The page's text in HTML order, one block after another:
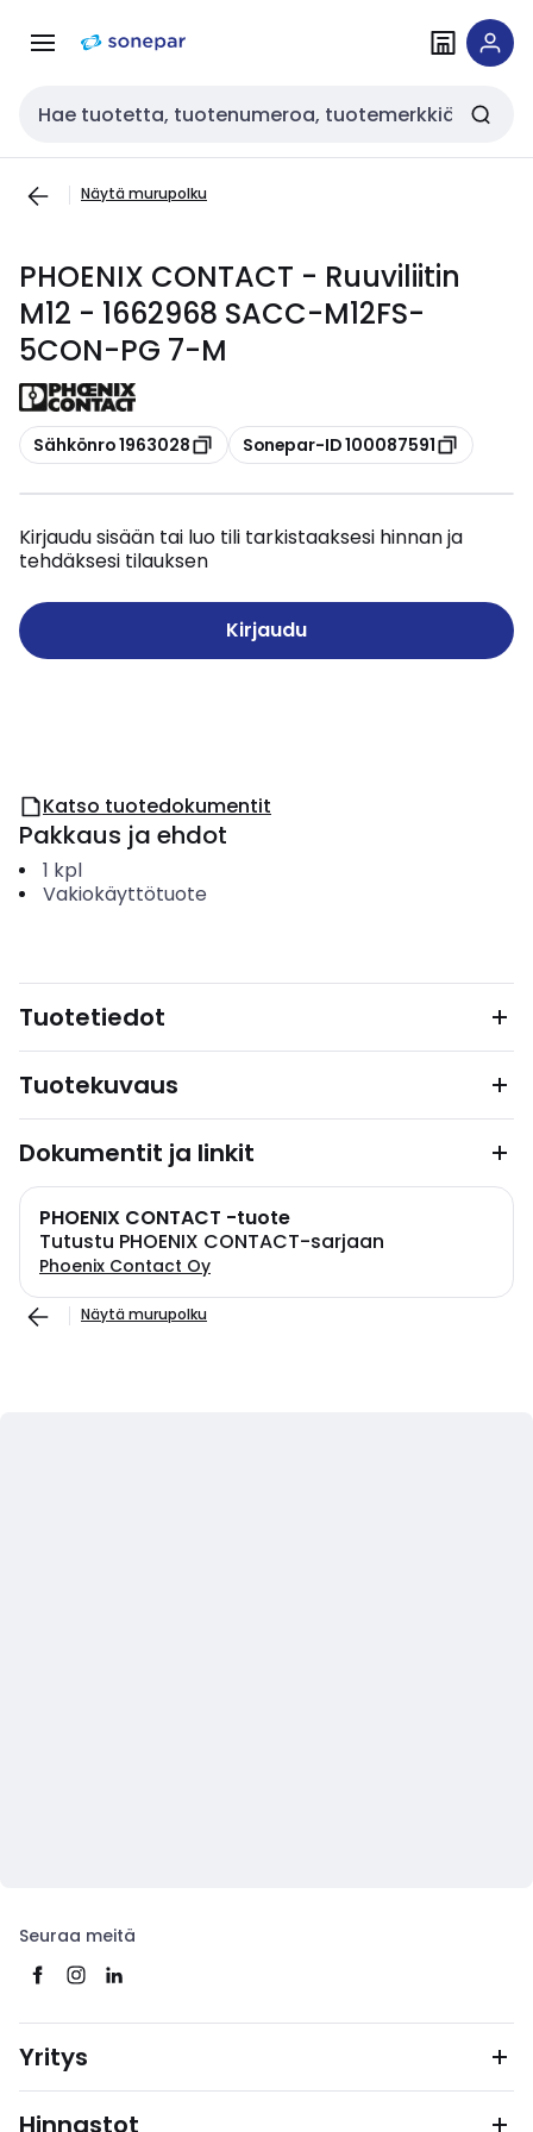
navigointiinsisältöön
Haku
Näytä murupolku
PHOENIX CONTACT - Ruuviliitin
M12 - 1662968 SACC-M12FS-
5CON-PG 7-M
Kopioi
Sähkönro 1963028 Kopioi
Sonepar-ID 100087591
Kirjaudu sisään tai luo tili tarkistaaksesi hinnan ja
tehdäksesi tilauksen
Kirjaudu
Katso tuotedokumentit
Pakkaus ja ehdot
1 kpl
Vakiokäyttötuote
Tuotetiedot
Tuotekuvaus
Dokumentit ja linkit
PHOENIX CONTACT -tuote
Tutustu PHOENIX CONTACT-sarjaan
Phoenix Contact Oy
Näytä murupolku
Seuraa meitä
Yritys
Hinnastot